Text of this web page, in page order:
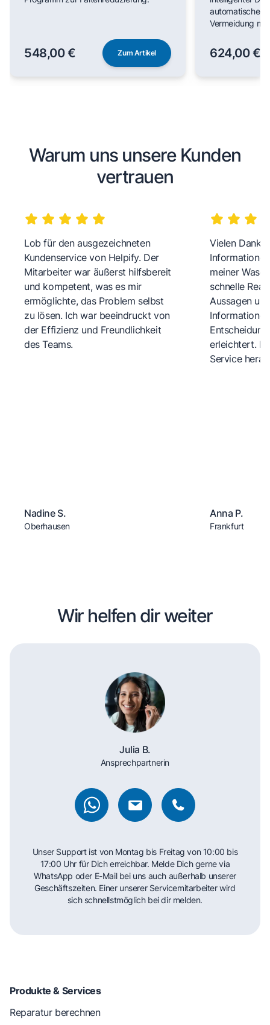
548,00 € Zum Artikel
automatischer
Vermeidung
624,00 €
Warum uns unsere Kunden
vertrauen
Lob für den ausgezeichneten
Kundenservice von Helpify. Der
Mitarbeiter war äußerst hilfsbereit
und kompetent, was es mir
ermöglichte, das Problem selbst
zu lösen. Ich war beeindruckt von
der Effizienz und Freundlichkeit
des Teams.
Nadine S.
Oberhausen
Vielen Dank
meiner
schnelle
Aussagen
erleichtert.
Service
Anna P.
Frankfurt
Wir helfen dir weiter
Julia B.
Ansprechpartnerin
Unser Support ist von Montag bis Freitag von 10:00 bis
17:00 Uhr für Dich erreichbar. Melde Dich gerne via
WhatsApp oder E-Mail bei uns auch außerhalb unserer
Geschäftszeiten. Einer unserer Servicemitarbeiter wird
sich schnellstmöglich bei dir melden.
Produkte & Services
Reparatur berechnen